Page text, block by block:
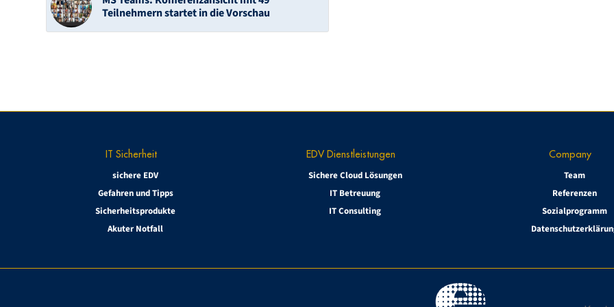
Teilnehmern startet in die Vorschau
IT Sicherheit
sichere EDV
Gefahren und Tipps
Sicherheitsprodukte
Akuter Notfall
EDV Dienstleistungen
Sichere Cloud Lösungen
IT Betreuung
IT Consulting
Company
Team
Referenzen
Sozialprogramm